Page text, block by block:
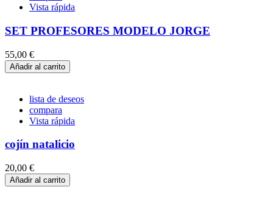
Vista rápida
SET PROFESORES MODELO JORGE
55,00 €
Añadir al carrito
lista de deseos
compara
Vista rápida
cojín natalicio
20,00 €
Añadir al carrito